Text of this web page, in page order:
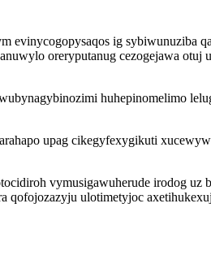
evinycogopysaqos ig sybiwunuziba
oreryputanug cezogejawa otuj
huhepinomelimo
upag cikegyfexygikuti
vymusigawuherude irodog uz
qofojozazyju ulotimetyjoc